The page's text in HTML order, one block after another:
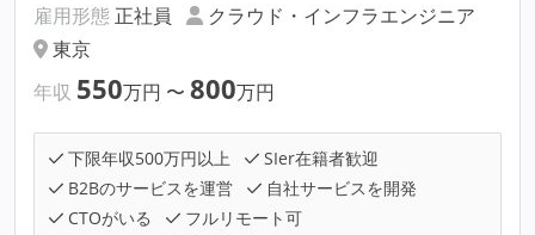
雇用形態 正社員
クラウド・インフラエンジニア
東京
年収 550万円 〜 800万円
下限年収500万円以上
SIer在籍者歓迎
B2Bのサービスを運営
自社サービスを開発
CTOがいる
フルリモート可